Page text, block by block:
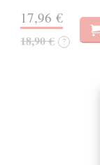
17,96 €
18,90 € ?